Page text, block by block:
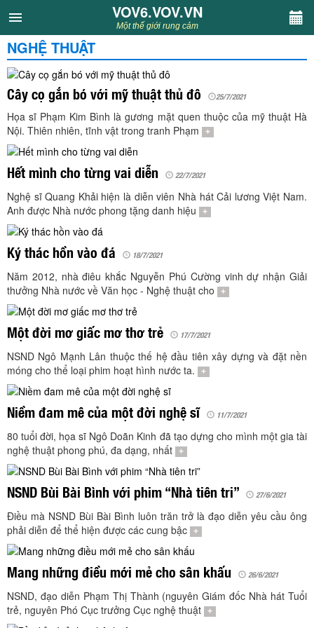
VOV6.VOV.VN
CHUYÊN MỤC
Khách VOV6
Văn học
Sân khấu
Thiếu nhi
Kết nối VOV6
TÌM KIẾM
VOV6.VOV.VN
Một thế giới rung cảm
NGHỆ THUẬT
Cây cọ gắn bó với mỹ thuật thủ đô 25/7/2021
Họa sĩ Phạm Kim Bình là gương mặt quen thuộc của mỹ thuật Hà
Nội. Thiên nhiên, tĩnh vật trong tranh Phạm
+
Hết mình cho từng vai diễn 22/7/2021
Nghệ sĩ Quang Khải hiện là diễn viên Nhà hát Cải lương Việt Nam.
Anh được Nhà nước phong tặng danh hiệu
+
Ký thác hồn vào đá 18/7/2021
Năm 2012, nhà điêu khắc Nguyễn Phú Cường vinh dự nhận Giải
thưởng Nhà nước về Văn học - Nghệ thuật cho
+
Một đời mơ giấc mơ thơ trẻ 17/7/2021
NSND Ngô Mạnh Lân thuộc thế hệ đầu tiên xây dựng và đặt nền
móng cho thể loại phim hoạt hình nước ta.
+
Niềm đam mê của một đời nghệ sĩ 11/7/2021
80 tuổi đời, họa sĩ Ngô Doãn Kinh đã tạo dựng cho mình một gia tài
nghệ thuật phong phú, đa dạng, nhất
+
NSND Bùi Bài Bình với phim “Nhà tiên tri” 27/6/2021
Điều mà NSND Bùi Bài Bình luôn trăn trở là đạo diễn yêu cầu ông
phải diễn để thể hiện được các cung bậc
+
Mang những điều mới mẻ cho sân khấu 26/6/2021
NSND, đạo diễn Phạm Thị Thành (nguyên Giám đốc Nhà hát Tuổi
trẻ, nguyên Phó Cục trưởng Cục nghệ thuật
+